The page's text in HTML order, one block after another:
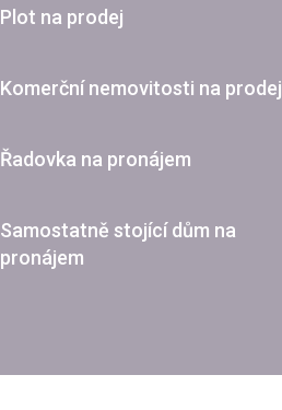
Plot na prodej
Komerční nemovitosti na prodej
Řadovka na pronájem
Samostatně stojící dům na
pronájem